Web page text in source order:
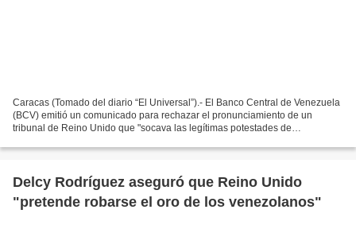
Caracas (Tomado del diario “El Universal”).- El Banco Central de Venezuela
(BCV) emitió un comunicado para rechazar el pronunciamiento de un
tribunal de Reino Unido que "socava las legítimas potestades de
Delcy Rodríguez aseguró que Reino Unido
"pretende robarse el oro de los venezolanos"